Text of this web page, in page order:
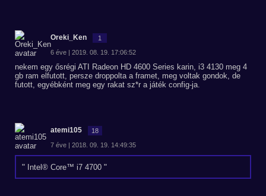
Oreki_Ken 1
6 éve | 2019. 08. 19. 17:06:52
nekem egy ősrégi ATI Radeon HD 4600 Series karin, i3 4130 meg 4
gb ram elfutott, persze droppolta a framet, meg voltak gondok, de
futott, egyébként meg egy rakat sz*r a játék config-ja.
atemi105 18
7 éve | 2018. 09. 19. 14:49:35
Intel® Core™ i7 4700